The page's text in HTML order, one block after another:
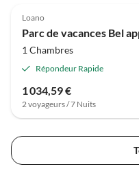
Loano
1 Chambres
Répondeur Rapide
1 034,59 €
2 voyageurs / 7 Nuits